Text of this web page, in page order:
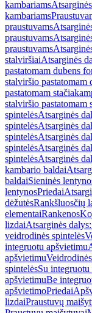
kambariams
kambariams
praustuvams
praustuvams
praustuvams
stalviršiaiAtsarginės
pastatomam dubens
stalviršio pastatomam
pastatomam
stalviršio pastatomam
spintelėsAtsarginės
spintelėsAtsarginės
spintelėsAtsarginės
spintelėsAtsarginės
spintelėsAtsarginės
kambario baldai
baldaiSieninės
lentynosPriedai
dėžutėsRankšluosčių
elementaiRankenos
lizdaiAtsarginės
veidrodinės spintelės
integruotu apšvietimu
apšvietimu
spintelėsSu integruotu
apšvietimuBe
apšvietimoPriedai
lizdaiPraustuvų